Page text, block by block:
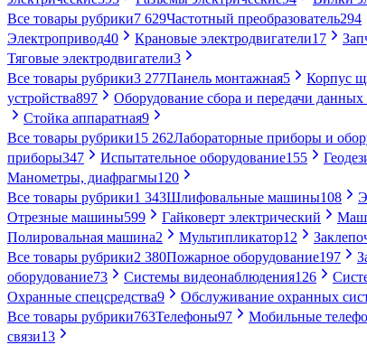
Все товары рубрики7 629Частотный преобразователь294
Электропривод40 Крановые электродвигатели17
Тяговые электродвигатели3
Все товары рубрики3 277Панель монтажная5 Корпус
устройства897 Оборудование сбора и передачи
Стойка аппаратная9
Все товары рубрики15 262Лабораторные приборы и
приборы347 Испытательное оборудование155
Манометры, диафрагмы120
Все товары рубрики1 343Шлифовальные машины108
Отрезные машины599 Гайковерт электрический
Полировальная машина2 Мультипликатор12
Все товары рубрики2 380Пожарное оборудование197
оборудование73 Системы видеонаблюдения126
Охранные спецсредства9 Обслуживание охранных
Все товары рубрики763Телефоны97 Мобильные
связи13